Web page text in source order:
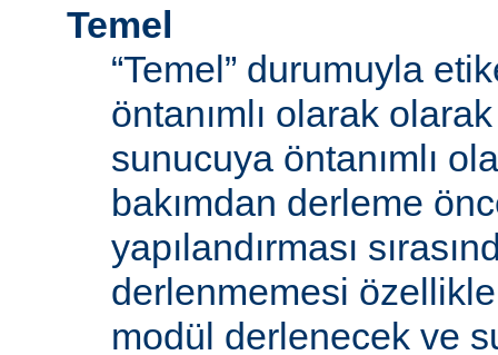
Temel
“Temel” durumuyla
öntanımlı olarak
sunucuya öntanımlı
bakımdan derleme
yapılandırması
derlenmemesi
modül derlenecek ve